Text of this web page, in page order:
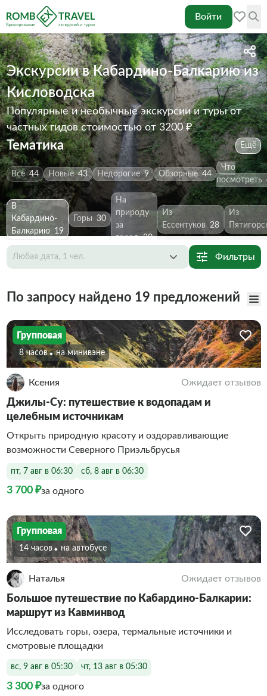
Войти
Экскурсии в Кабардино-Балкарию из
Кисловодска
Популярные и необычные экскурсии и туры от
частных гидовстоимостью от 3200 ₽
Тематика Ещё
Все 44 Новые 43 Недорогие 9 Обзорные 44
Что
посмотреть
В
Кабардино-
Балкарию
19
Горы 30
На
природу
за
город 30
Из
Ессентуков
28
Из
Любая дата, 1 чел. Фильтры
По запросу найдено 19 предложений
Групповая
8 часов На минивэне
Ксения Ожидает отзывов
Джилы-Су: путешествие к водопадам и
целебным источникам
Открыть природную красоту и оздоравливающие
возможности Северного Приэльбрусья
пт, 7 авг в 06:30 сб, 8 авг в 06:30
3 700 ₽за одного
Групповая
14 часов На автобусе
Наталья Ожидает отзывов
Большое путешествие по Кабардино-Балкарии:
маршрут из Кавминвод
Исследовать горы, озера, термальные источники и
смотровые площадки
вс, 9 авг в 05:30 чт, 13 авг в 05:30
3 300 ₽за одного